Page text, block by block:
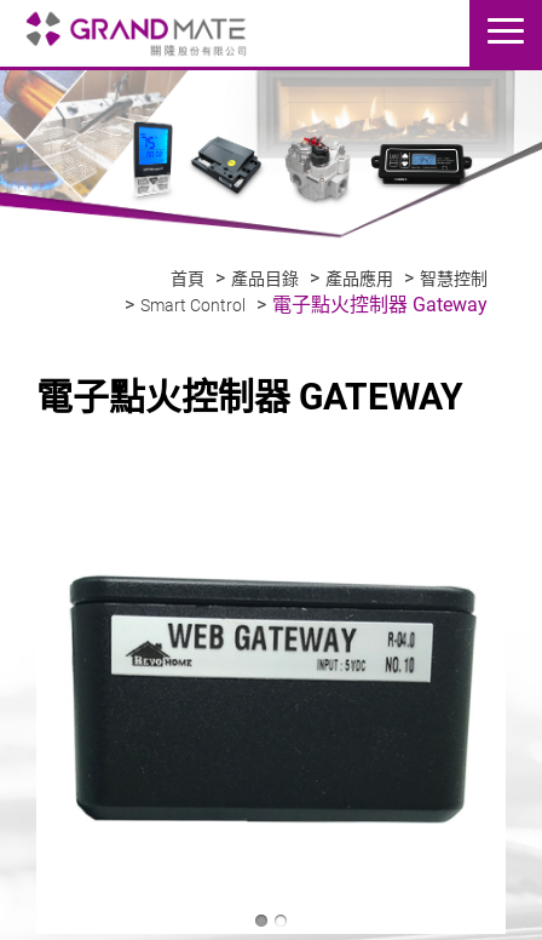
首頁 產品目錄 產品應用
智慧控制
Smart Control
電子點火控制器 Gateway
電子點火控制器 GATEWAY